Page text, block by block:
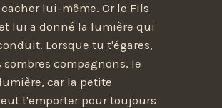
lui-même. Or le Fils
lui a donné la lumière qui
Lorsque tu t'égares,
compagnons, le
car la petite
t'emporter pour toujours